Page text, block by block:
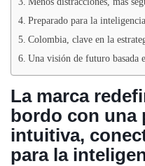
Preparado para la
Colombia, clave en la
Una visión de futuro basada
La marca
bordo con una
intuitiva,
para la